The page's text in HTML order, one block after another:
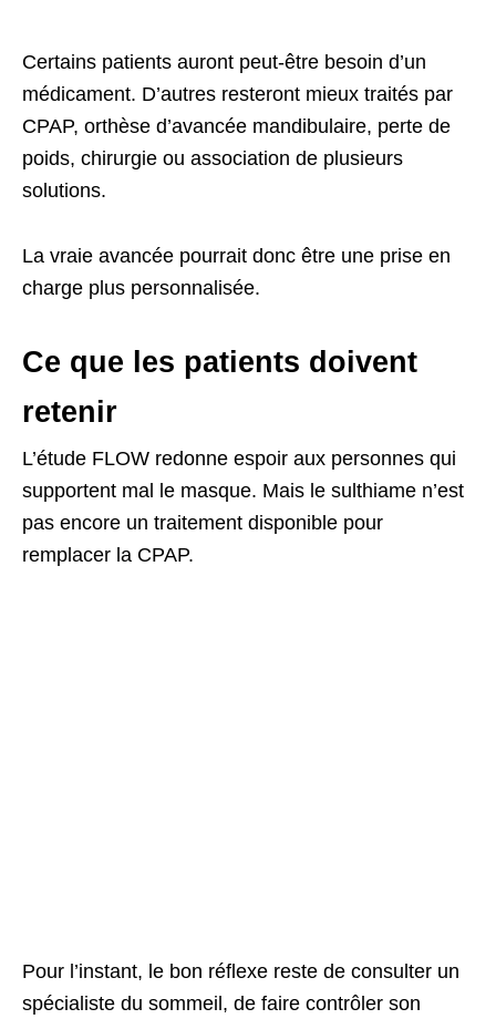
Certains patients auront peut-être besoin d’un
médicament. D’autres resteront mieux traités par
CPAP, orthèse d’avancée mandibulaire, perte de
poids, chirurgie ou association de plusieurs
solutions.
La vraie avancée pourrait donc être une prise en
charge plus personnalisée.
Ce que les patients doivent
retenir
L’étude FLOW redonne espoir aux personnes qui
supportent mal le masque. Mais le sulthiame n’est
pas encore un traitement disponible pour
remplacer la CPAP.
Pour l’instant, le bon réflexe reste de consulter un
spécialiste du sommeil, de faire contrôler son